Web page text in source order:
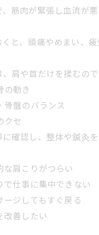
、筋肉が緊張し血流が
と、頭痛やめまい、
、肩や首だけを揉むの
の動き
骨盤のバランス
クセ
に確認し、整体や鍼灸
肩こりがつらい
仕事に集中できない
ジしてもすぐ戻る
善したい